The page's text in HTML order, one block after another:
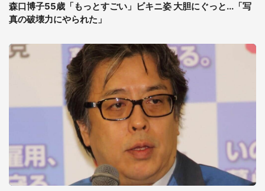
森口博子55歳「もっとすごい」ビキニ姿 大胆にぐっと...「写
真の破壊力にやられた」